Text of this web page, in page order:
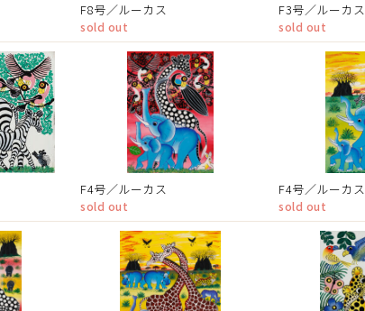
F8号／ルーカス
sold out
F3号／ルーカス
sold out
F4号／ルーカス
sold out
F4号／ルーカス
sold out